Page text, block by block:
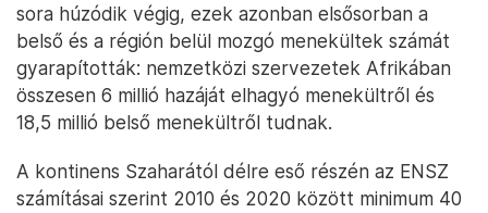
sora húzódik végig, ezek azonban elsősorban a
belső és a régión belül mozgó menekültek számát
gyarapították: nemzetközi szervezetek Afrikában
összesen 6 millió hazáját elhagyó menekültről és
18,5 millió belső menekültről tudnak.
A kontinens Szaharától délre eső részén az ENSZ
számításai szerint 2010 és 2020 között minimum 40